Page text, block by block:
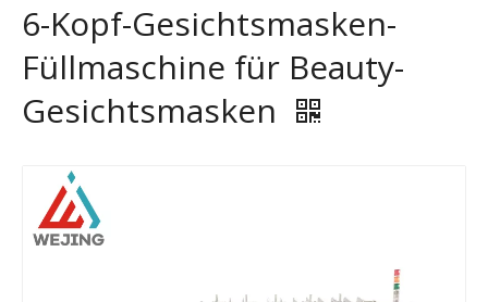
6-Kopf-Gesichtsmasken-
Füllmaschine für Beauty-
Gesichtsmasken